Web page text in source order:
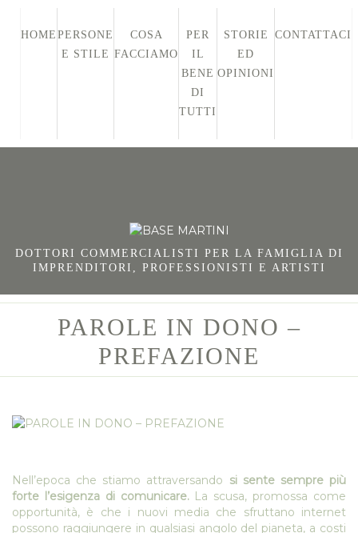
HOME PERSONE
E STILE
COSA
FACCIAMO
PER
IL
BENE
DI
TUTTI
STORIE
ED
OPINIONI
CONTATTACI
DOTTORI COMMERCIALISTI PER LA FAMIGLIA DI
IMPRENDITORI, PROFESSIONISTI E ARTISTI
PAROLE IN DONO –
PREFAZIONE
Nell’epoca che stiamo attraversando si sente sempre più
forte l’esigenza di comunicare.La scusa, promossa come
opportunità, è che i nuovi media che sfruttano internet
possono raggiungere in qualsiasi angolo del pianeta, a costi